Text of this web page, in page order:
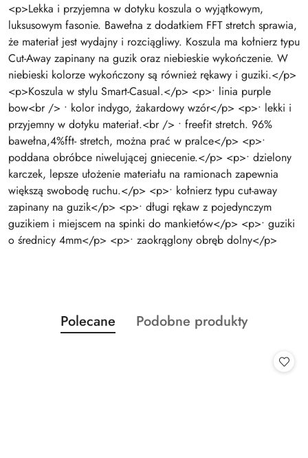
<p>Lekka i przyjemna w dotyku koszula o wyjątkowym,
luksusowym fasonie. Bawełna z dodatkiem FFT stretch sprawia,
że materiał jest wydajny i rozciągliwy. Koszula ma kołnierz typu
Cut-Away zapinany na guzik oraz niebieskie wykończenie. W
niebieski kolorze wykończony są również rękawy i guziki.</p>
<p>Koszula w stylu Smart-Casual.</p> <p>• linia purple
bow<br /> • kolor indygo, żakardowy wzór</p> <p>• lekki i
przyjemny w dotyku materiał.<br /> • freefit stretch. 96%
bawełna,4%fft- stretch, można prać w pralce</p> <p>•
poddana obróbce niwelującej gniecenie.</p> <p>• dzielony
karczek, lepsze ułożenie materiału na ramionach zapewnia
większą swobodę ruchu.</p> <p>• kołnierz typu cut-away
zapinany na guzik</p> <p>• długi rękaw z pojedynczym
guzikiem i miejscem na spinki do mankietów</p> <p>• guziki
o średnicy 4mm</p> <p>• zaokrąglony obręb dolny</p>
Pomiń karuzelę produktów
Produkty
o
Polecane
Produkty
Podobne produkty